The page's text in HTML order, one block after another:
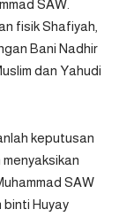
SAW.
fisik Shafiyah,
Bani Nadhir
dan Yahudi
keputusan
SAW
Huyay